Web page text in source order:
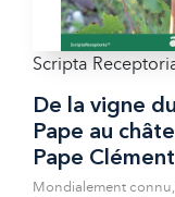
Scripta
De la vigne du
Pape au
Pape Clément
Mondialement